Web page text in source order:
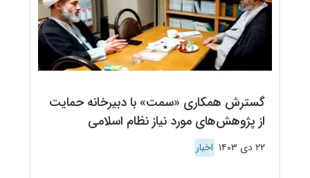
گسترش همکاری «سمت» با دبیرخانه حمایت
از پژوهش‌های مورد نیاز نظام اسلامی
۲۲ دی ۱۴۰۳ اخبار